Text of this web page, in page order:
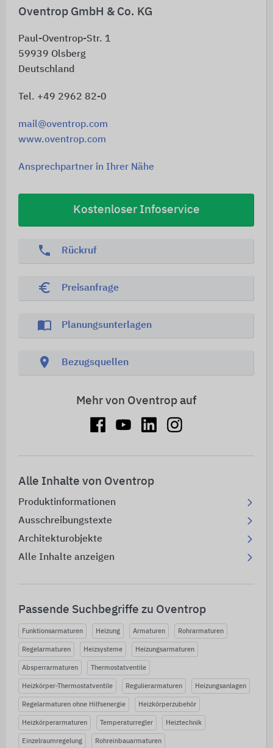
Oventrop GmbH & Co. KG
Paul-Oventrop-Str. 1
59939 Olsberg
Deutschland
Tel. +49 2962 82-0
mail@oventrop.com
www.oventrop.com
Ansprechpartner in Ihrer Nähe
Kostenloser Infoservice
phone Rückruf
euro_symbol Preisanfrage
import_contacts Planungsunterlagen
location_on Bezugsquellen
Mehr von Oventrop auf
Alle Inhalte von Oventrop
Produktinformationen
Ausschreibungstexte
Architekturobjekte
Alle Inhalte anzeigen
Passende Suchbegriffe zu Oventrop
Funktionsarmaturen Heizung Armaturen Rohrarmaturen
Regelarmaturen Heizsysteme Heizungsarmaturen
Absperrarmaturen Thermostatventile
Heizkörper-Thermostatventile Regulierarmaturen Heizungsanlagen
Regelarmaturen ohne Hilfsenergie Heizkörperzubehör
Heizkörperarmaturen Temperaturregler Heiztechnik
Einzelraumregelung Rohreinbauarmaturen